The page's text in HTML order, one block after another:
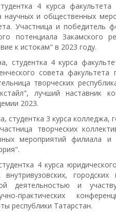
4 курса
научных и общественных
Участница и победитель
потенциала Закамского
к истокам" в 2023 году.
студентка 4 курса
совета
творческих
лучший наставник
2023.
студентка 3 курса колледжа,
творческих
мероприятий филиала и
4 курса
внутривузовских,
деятельностью и
практических
республики Татарстан.